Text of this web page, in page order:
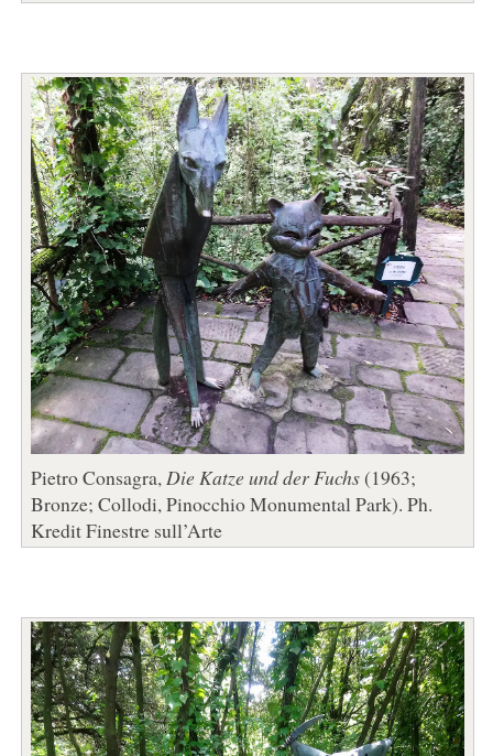
Pietro Consagra, Die Katze und der Fuchs(1963;
Bronze; Collodi, Pinocchio Monumental Park). Ph.
Kredit Finestre sull’Arte